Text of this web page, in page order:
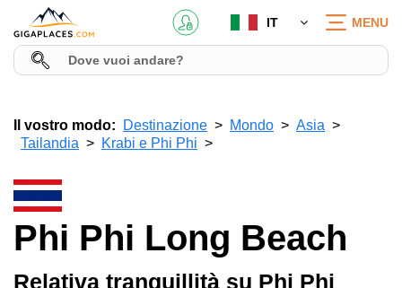
IT MENU
Il vostro modo: Destinazione Mondo
Asia
Tailandia
Krabi e Phi Phi
Phi Phi Long Beach
Relativa tranquillità su Phi Phi